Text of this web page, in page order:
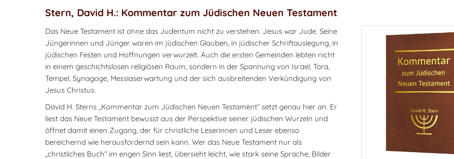
Stern, David H.: Kommentar zum Jüdischen Neuen Testament
Das Neue Testament ist ohne das Judentum nicht zu verstehen. Jesus war Jude. Seine
Jüngerinnen und Jünger waren im jüdischen Glauben, in jüdischer Schriftauslegung, in
jüdischen Festen und Hoffnungen verwurzelt. Auch die ersten Gemeinden lebten nicht
in einem geschichtslosen religiösen Raum, sondern in der Spannung von Israel, Tora,
Tempel, Synagoge, Messiaserwartung und der sich ausbreitenden Verkündigung von
Jesus Christus.
David H. Sterns „Kommentar zum Jüdischen Neuen Testament“ setzt genau hier an. Er
liest das Neue Testament bewusst aus der Perspektive seiner jüdischen Wurzeln und
öffnet damit einen Zugang, der für christliche Leserinnen und Leser ebenso
bereichernd wie herausfordernd sein kann. Wer das Neue Testament nur als
„christliches Buch“ im engen Sinn liest, übersieht leicht, wie stark seine Sprache, Bilder